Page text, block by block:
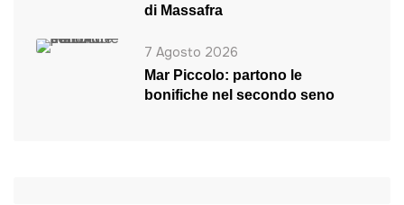
di Massafra
7 Agosto 2026
Mar Piccolo: partono le
bonifiche nel secondo seno